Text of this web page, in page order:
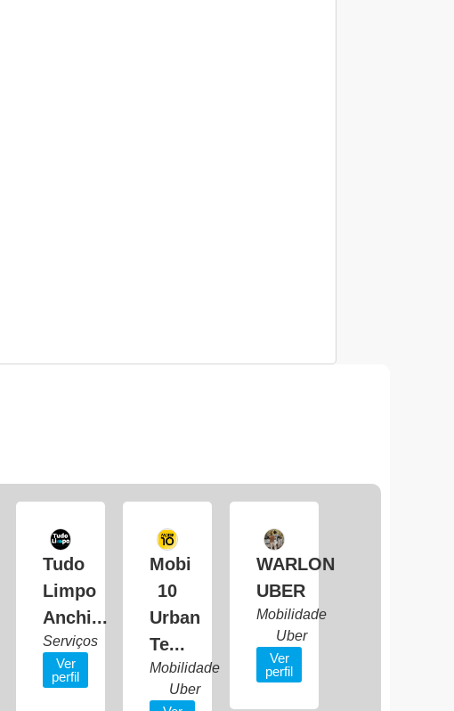
Tudo
Limpo
Anchi...
Serviços
Ver
perfil
Mobi
10
Urban
Te...
Mobilidade
Uber
WARLON
UBER
Mobilidade
Uber
Ver
perfil